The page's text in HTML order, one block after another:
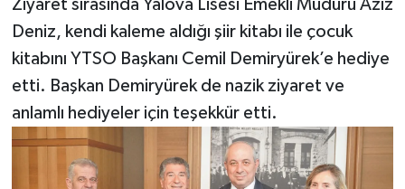
Ziyaret sırasında Yalova Lisesi Emekli Müdürü Aziz
Deniz, kendi kaleme aldığı şiir kitabı ile çocuk
kitabını YTSO Başkanı Cemil Demiryürek’e hediye
etti. Başkan Demiryürek de nazik ziyaret ve
anlamlı hediyeler için teşekkür etti.